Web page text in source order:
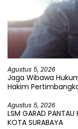
Agustus 5, 2026
Jaga Wibawa
Hakim
Agustus 5, 2026
LSM GARAD PANTAU
KOTA SURABAYA